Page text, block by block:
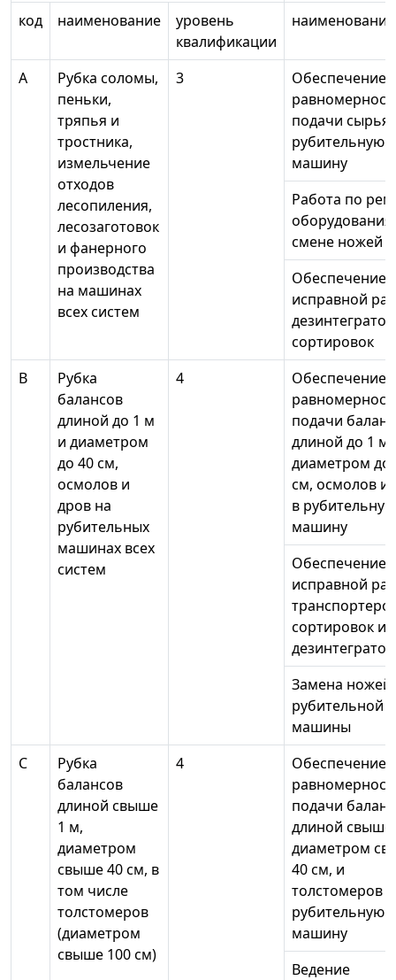
код
наименование
уровень
квалификации
наименование
А
Рубка соломы,
пеньки,
тряпья и
тростника,
измельчение
отходов
лесопиления,
лесозаготовок
и фанерного
производства
на машинах
всех систем
3
Обеспечение
подачи сырья
рубительную
машину
Работа по
оборудования
смене ножей
Обеспечение
исправной
сортировок
В
Рубка
балансов
длиной до 1 м
и диаметром
до 40 см,
осмолов и
дров на
рубительных
машинах всех
систем
4
Обеспечение
подачи
длиной до 1 м
диаметром до
см, осмолов и
в рубительную
машину
Обеспечение
исправной
сортировок и
Замена ножей
рубительной
машины
С
Рубка
балансов
длиной свыше
1 м,
диаметром
свыше 40 см, в
том числе
толстомеров
(диаметром
свыше 100 см)
4
Обеспечение
подачи
длиной свыше
диаметром
40 см, и
толстомеров в
рубительную
машину
Ведение